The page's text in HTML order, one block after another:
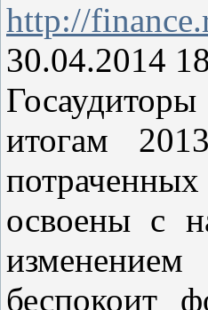
http://
30.04.2014
итогам
освоены с
беспокоит